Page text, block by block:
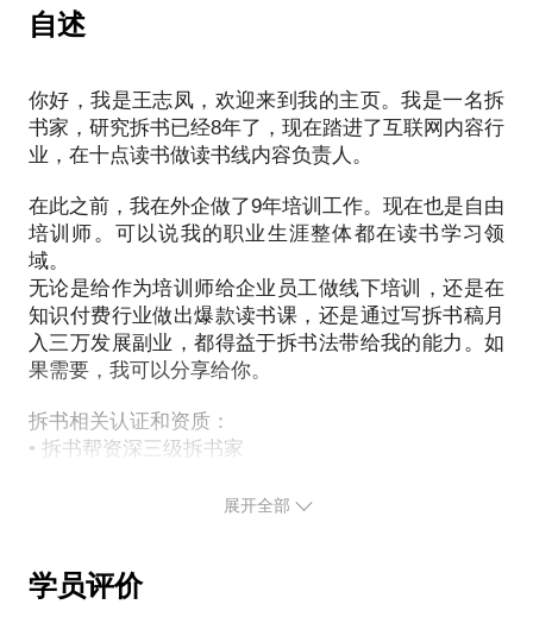
的城市，在这个公益的、包容的和支持的社群，有晋
以提供社群资源联系人给你，助力你走上拆书晋级之
路。
3、如何写拆书稿月入三万？有哪些上稿渠道？
行平台写过两本书的拆书稿，稿费3万。在十点读书工
作期间，我带领团队的编辑，一共选拔过300+位写作
者，帮助100+位写作者打磨稿件，提高写作水平，成
功且持续上稿。如果你对拆书稿跃跃欲试，可以咨询
相关经验。
4、如何举办高效的读书会活动？运营粘性超高的社
群？
很多读书会都是有头无尾。拆书帮作为一个读书学习
的社群为什么能经久不衰，除了学习方法论扎实之
我成功举办过拆书活动200余场（包括在企业内部）
PS.在选择与我沟通前，请把你的问题更具体化。毕
学了许多时间管理，依然忙的要死；
学了情商，依然没法做到和谐的人际关系；
所以如何跨越理论和实践的鸿沟？如何通过良好的沟
通解决问题，在真实职场环境中和不同类型的人沟通
以及获得良好的人际关系呢？
我在外企培训部9年，轮岗过部门内所有职位，也经历
了部门三次大的变革。在辉煌与危机中，当过小兵也
挑过大梁；遇到过很好的职业导师和最棒的领导，也
遇见了混吃等死拉小团体的奇葩同事；忙的时候加班
奋战和团队一起磕项目，也有在家办公三年高度自律
且自由的时光。后面有幸加入拆EMBA课程团队，学
管理实践。
通过讲授沟通和管理课程+外企职业化的训练，让我
公司业务一线管理实践，让我对员工关系有深入的洞
自述
你好，我是王志凤，欢迎来到我的主页。我是一名拆
书家，研究拆书已经8年了，现在踏进了互联网内容行
业，在十点读书做读书线内容负责人。
在此之前，我在外企做了9年培训工作。现在也是自由
培训师。可以说我的职业生涯整体都在读书学习领
域。
无论是给作为培训师给企业员工做线下培训，还是在
知识付费行业做出爆款读书课，还是通过写拆书稿月
入三万发展副业，都得益于拆书法带给我的能力。如
果需要，我可以分享给你。
拆书相关认证和资质：
• 拆书帮资深三级拆书家
• 《阅读VIP》爆款听书栏目策划人
书撰稿人
展开全部
学员评价